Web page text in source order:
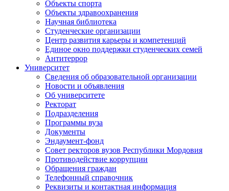
Объекты спорта
Объекты здравоохранения
Научная библиотека
Студенческие организации
Центр развития карьеры и компетенций
Единое окно поддержки студенческих семей
Антитеррор
Университет
Сведения об образовательной организации
Новости и объявления
Об университете
Ректорат
Подразделения
Программы вуза
Документы
Эндаумент-фонд
Совет ректоров вузов Республики Мордовия
Противодействие коррупции
Обращения граждан
Телефонный справочник
Реквизиты и контактная информация